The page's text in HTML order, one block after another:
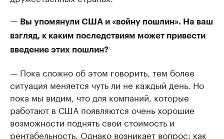
— Вы упомянули США и «войну пошлин». На ваш
взгляд, к каким последствиям может привести
введение этих пошлин?
— Пока сложно об этом говорить, тем более
ситуация меняется чуть ли не каждый день. Но
пока мы видим, что для компаний, которые
работают в США появляются очень хорошие
возможности поднять свои стоимость и
рентабельность. Однако возникает вопрос: как